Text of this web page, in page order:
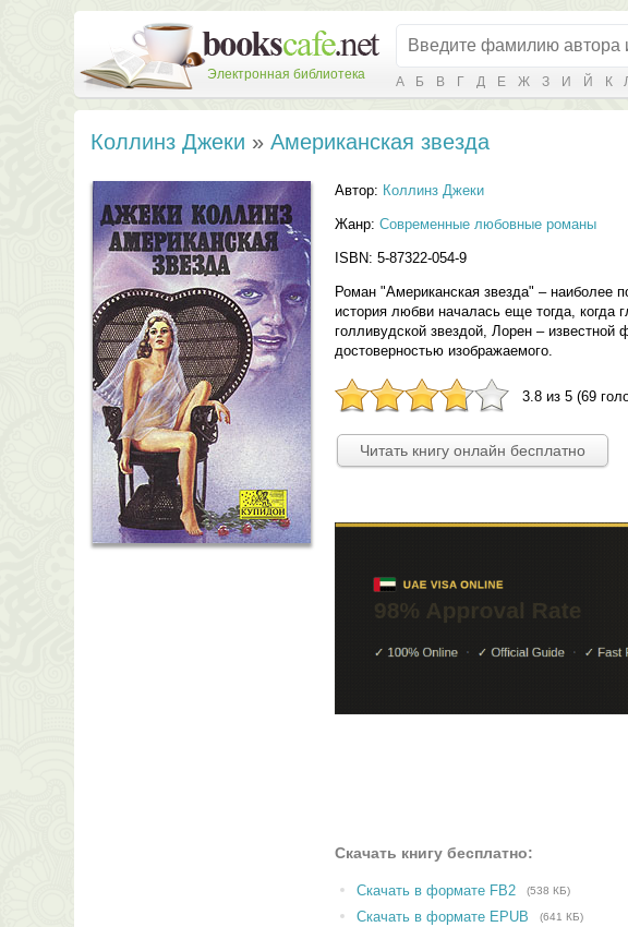
Электронная библиотека А Б В Г Д Е Ж З И Й К
Коллинз Джеки » Американская звезда
Автор: Коллинз Джеки
Жанр: Современные любовные романы
ISBN: 5-87322-054-9
Роман "Американская звезда" – наиболее
история любви началась еще тогда, когда
голливудской звездой, Лорен –
достоверностью изображаемого.
3.8 из 5 (69
Читать книгу онлайн бесплатно
Скачать книгу бесплатно:
Скачать в формате FB2 (538 КБ)
Скачать в формате EPUB (641 КБ)